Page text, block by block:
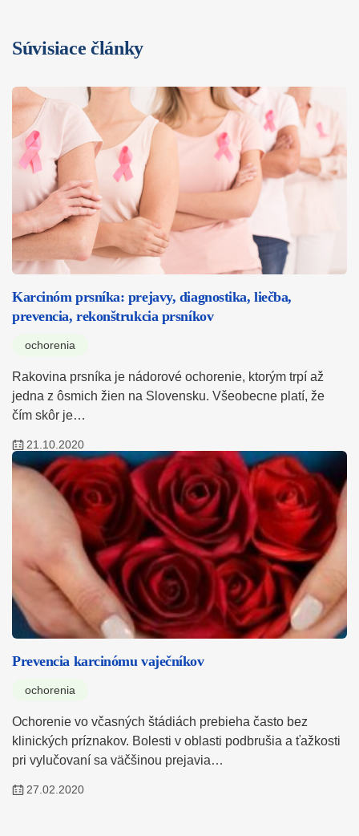
Súvisiace články
Karcinóm prsníka: prejavy, diagnostika, liečba,
prevencia, rekonštrukcia prsníkov
ochorenia
Rakovina prsníka je nádorové ochorenie, ktorým trpí až
jedna z ôsmich žien na Slovensku. Všeobecne platí, že
čím skôr je…
21.10.2020
Prevencia karcinómu vaječníkov
ochorenia
Ochorenie vo včasných štádiách prebieha často bez
klinických príznakov. Bolesti v oblasti podbrušia a ťažkosti
pri vylučovaní sa väčšinou prejavia…
27.02.2020